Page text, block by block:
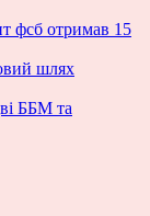
фсб отримав 15
шлях
ББМ та